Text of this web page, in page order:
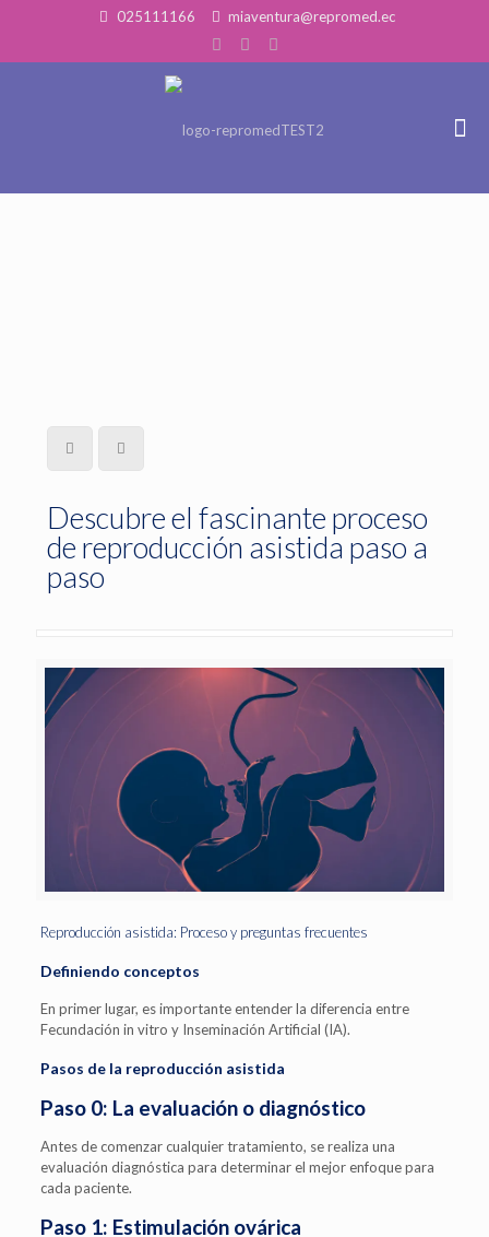
025111166 miaventura@repromed.ec
Descubre el fascinante proceso
de reproducción asistida paso a
paso
Reproducción asistida: Proceso y preguntas frecuentes
Definiendo conceptos
En primer lugar, es importante entender la diferencia entre
Fecundación in vitro y Inseminación Artificial (IA).
Pasos de la reproducción asistida
Paso 0: La evaluación o diagnóstico
Antes de comenzar cualquier tratamiento, se realiza una
evaluación diagnóstica para determinar el mejor enfoque para
cada paciente.
Paso 1: Estimulación ovárica